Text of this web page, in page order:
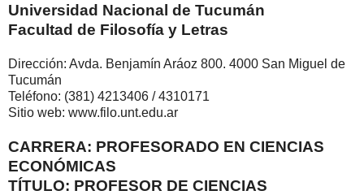
Universidad Nacional de Tucumán
Facultad de Filosofía y Letras
Dirección: Avda. Benjamín Aráoz 800. 4000 San Miguel de
Tucumán
Teléfono: (381) 4213406 / 4310171
Sitio web: www.filo.unt.edu.ar
CARRERA: PROFESORADO EN CIENCIAS
ECONÓMICAS
TÍTULO: PROFESOR DE CIENCIAS